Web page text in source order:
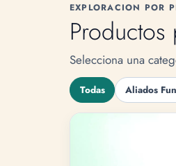
EXPLORACION POR
Selecciona una
Todas Aliados